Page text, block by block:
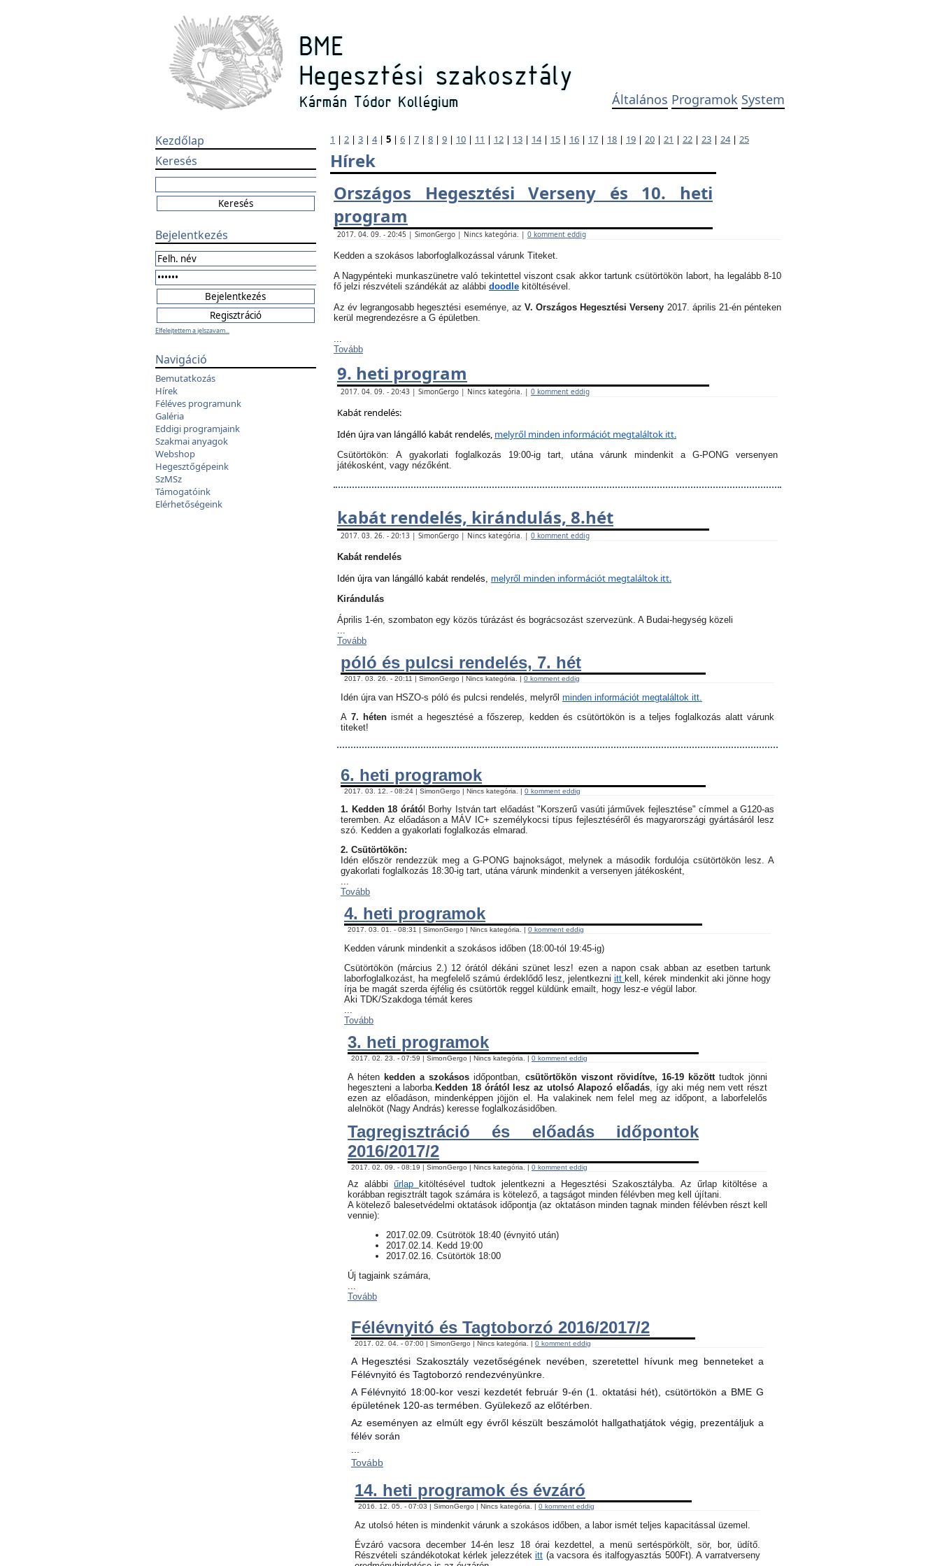
Általános Programok System
Kezdőlap
Keresés
Bejelentkezés
Elfelejtettem a jelszavam...
Navigáció
Bemutatkozás
Hírek
Féléves programunk
Galéria
Eddigi programjaink
Szakmai anyagok
Webshop
Hegesztőgépeink
SzMSz
Támogatóink
Elérhetőségeink
1 | 2 | 3 | 4| 5 | 6 | 7 | 8 | 9 | 10 | 11 | 12 | 13 | 14| 15 | 16 | 17 | 18 | 19 | 20 | 21 | 22 | 23 | 24| 25
Hírek
Országos Hegesztési Verseny és 10. heti
program
2017. 04. 09. - 20:45 | SimonGergo | Nincs kategória. | 0 komment eddig
Kedden a szokásos laborfoglalkozással várunk Titeket.
A Nagypénteki munkaszünetre való tekintettel viszont csak akkor tartunk csütörtökön labort, ha legalább 8-10
fő jelzi részvételi szándékát az alábbi doodle kitöltésével.
Az év legrangosabb hegesztési eseménye, az V. Országos Hegesztési Verseny 2017. április 21-én pénteken
kerül megrendezésre a G épületben.
...
Tovább
9. heti program
2017. 04. 09. - 20:43 | SimonGergo | Nincs kategória. | 0 komment eddig
Kabát rendelés:
Idén újra van lángálló kabát rendelés, melyről minden információt megtaláltok itt.
Csütörtökön: A gyakorlati foglalkozás 19:00-ig tart, utána várunk mindenkit a G-PONG versenyen
játékosként, vagy nézőként.
kabát rendelés, kirándulás, 8.hét
2017. 03. 26. - 20:13 | SimonGergo | Nincs kategória. | 0 komment eddig
Kabát rendelés
Idén újra van lángálló kabát rendelés, melyről minden információt megtaláltok itt.
Kirándulás
Április 1-én, szombaton egy közös túrázást és bográcsozást szervezünk. A Budai-hegység közeli
...
Tovább
póló és pulcsi rendelés, 7. hét
2017. 03. 26. - 20:11 | SimonGergo | Nincs kategória. | 0 komment eddig
Idén újra van HSZO-s póló és pulcsi rendelés, melyről minden információt megtaláltok itt.
A7. hétenismét a hegesztésé a főszerep, kedden és csütörtökön is a teljes foglalkozás alatt várunk
titeket!
6. heti programok
2017. 03. 12. - 08:24 | SimonGergo | Nincs kategória. | 0 komment eddig
1. Kedden 18 órától Borhy István tart előadást "Korszerű vasúti járművek fejlesztése" címmel a G120-as
teremben. Az előadáson a MÁV IC+ személykocsi típus fejlesztéséről és magyarországi gyártásáról lesz
szó. Kedden a gyakorlati foglalkozás elmarad.
2. Csütörtökön:
Idén először rendezzük meg a G-PONG bajnokságot, melynek a második fordulója csütörtökön lesz. A
gyakorlati foglalkozás 18:30-ig tart, utána várunk mindenkit a versenyen játékosként,
...
Tovább
4. heti programok
2017. 03. 01. - 08:31 | SimonGergo | Nincs kategória. | 0 komment eddig
Kedden várunk mindenkit a szokásos időben (18:00-tól 19:45-ig)
Csütörtökön (március 2.) 12 órától dékáni szünet lesz! ezen a napon csak abban az esetben tartunk
laborfoglalkozást, ha megfelelő számú érdeklődő lesz, jelentkezniitt kell, kérek mindenkit aki jönne hogy
írja be magát szerda éjfélig és csütörtök reggel küldünk emailt, hogy lesz-e végül labor.
Aki TDK/Szakdoga témát keres
Tovább
3. heti programok
2017. 02. 23. - 07:59 | SimonGergo | Nincs kategória. | 0 komment eddig
A héten kedden a szokásos időpontban, csütörtökön viszont rövidítve, 16-19 között tudtok jönni
hegeszteni a laborba.Kedden 18 órától lesz az utolsó Alapozó előadás , így aki még nem vett részt
ezen az előadáson, mindenképpen jöjjön el. Ha valakinek nem felel meg az időpont, a laborfelelős
alelnököt (Nagy András) keresse foglalkozásidőben.
Tagregisztráció és előadás időpontok
2016/2017/2
2017. 02. 09. - 08:19 | SimonGergo | Nincs kategória. | 0 komment eddig
Az alábbi űrlap
kitöltésével tudtok jelentkezni a Hegesztési Szakosztályba. Az űrlap kitöltése a
korábban regisztrált tagok számára is kötelező, a tagságot minden félévben meg kell újítani.
​A kötelező balesetvédelmi oktatások időpontja (az oktatáson minden tagnak minden félévben részt kell
vennie):
​2017.02.09. Csütrötök 18:40 (évnyitó után)
2017.02.14. Kedd 19:00
2017.02.16. Csütörtök 18:00
Új tagjaink számára,
...
Tovább
Félévnyitó és Tagtoborzó 2016/2017/2
2017. 02. 04. - 07:00 | SimonGergo | Nincs kategória. | 0 komment eddig
A Hegesztési Szakosztály vezetőségének nevében, szeretettel hívunk meg benneteket a
Félévnyitó és Tagtoborzó rendezvényünkre.
A Félévnyitó 18:00-kor veszi kezdetét február 9-én (1. oktatási hét), csütörtökön a BME G
épületének 120-as termében. Gyülekező az előtérben.
Az eseményen az elmúlt egy évről készült beszámolót hallgathatjátok végig, prezentáljuk a
félév során
...
Tovább
14. heti programok és évzáró
2016. 12. 05. - 07:03 | SimonGergo | Nincs kategória. | 0 komment eddig
Az utolsó héten is mindenkit várunk a szokásos időben, a labor ismét teljes kapacitással üzemel.
Évzáró vacsora december 14-én lesz 18 órai kezdettel, a menü sertéspörkölt, sör, bor, üdítő.
Részvételi szándékotokat kérlek jelezzétekitt (a vacsora és italfogyasztás 500Ft). A varratverseny